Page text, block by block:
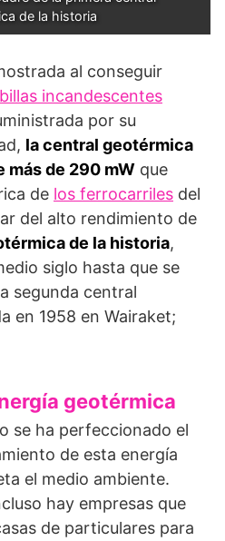
de la historia
al conseguir
incandescentes
por su
la central geotérmica
más de 290 mW que
de los ferrocarriles del
del alto rendimiento de
de la historia,
siglo hasta que se
segunda central
en 1958 en Wairaket;
geotérmica
se ha perfeccionado el
de esta energía
el medio ambiente.
hay empresas que
de particulares para